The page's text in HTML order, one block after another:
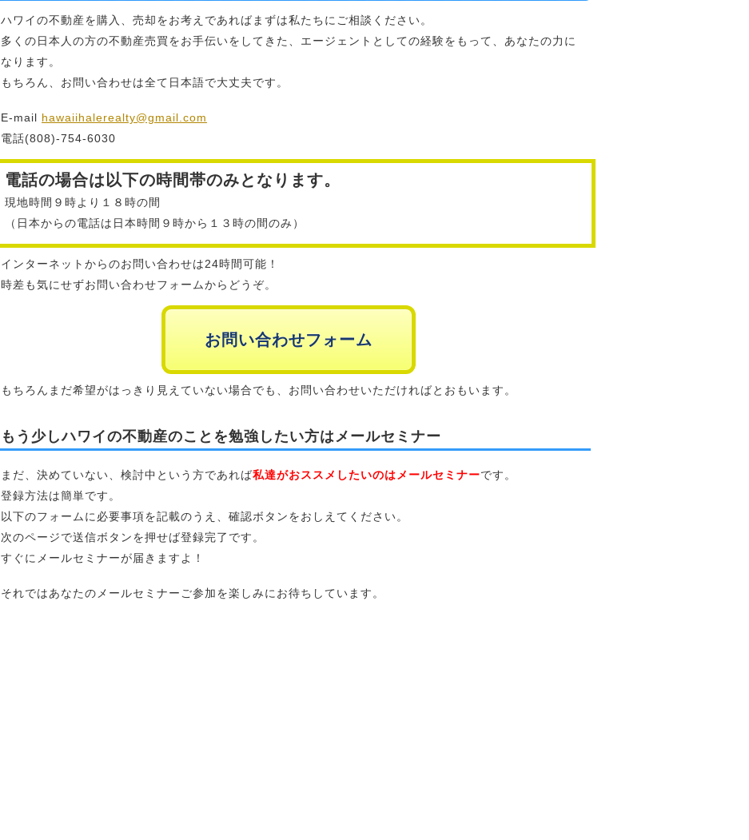
ハワイの不動産を購入、売却をお考えであればまずは私たちにご相談ください。
多くの日本人の方の不動産売買をお手伝いをしてきた、エージェントとしての経験をもって、あなたの力に
なります。
もちろん、お問い合わせは全て日本語で大丈夫です。
E-mail hawaiihalerealty@gmail.com
電話(808)-754-6030
電話の場合は以下の時間帯のみとなります。
現地時間９時より１８時の間
（日本からの電話は日本時間９時から１３時の間のみ）
インターネットからのお問い合わせは24時間可能！
時差も気にせずお問い合わせフォームからどうぞ。
お問い合わせフォーム
もちろんまだ希望がはっきり見えていない場合でも、お問い合わせいただければとおもいます。
もう少しハワイの不動産のことを勉強したい方はメールセミナー
まだ、決めていない、検討中という方であれば私達がおススメしたいのはメールセミナーです。
登録方法は簡単です。
以下のフォームに必要事項を記載のうえ、確認ボタンをおしえてください。
次のページで送信ボタンを押せば登録完了です。
すぐにメールセミナーが届きますよ！
それではあなたのメールセミナーご参加を楽しみにお待ちしています。